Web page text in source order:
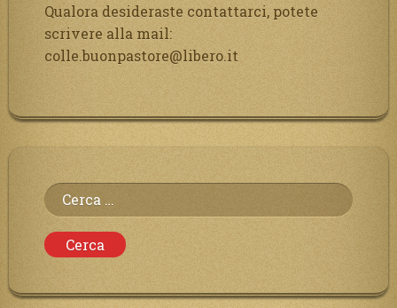
Qualora desideraste contattarci, potete
scrivere alla mail:
colle.buonpastore@libero.it
Ricerca
per: